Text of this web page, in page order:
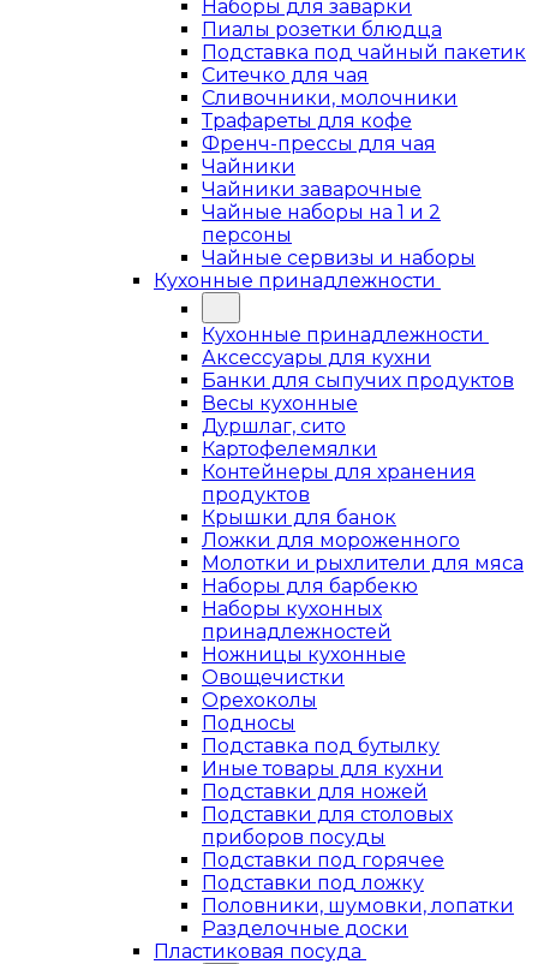
Наборы для заварки
Пиалы розетки блюдца
Подставка под чайный пакетик
Ситечко для чая
Сливочники, молочники
Трафареты для кофе
Френч-прессы для чая
Чайники
Чайники заварочные
Чайные наборы на 1 и 2
персоны
Чайные сервизы и наборы
Кухонные принадлежности
Кухонные принадлежности
Аксессуары для кухни
Банки для сыпучих продуктов
Весы кухонные
Дуршлаг, сито
Картофелемялки
Контейнеры для хранения
продуктов
Крышки для банок
Ложки для мороженного
Молотки и рыхлители для мяса
Наборы для барбекю
Наборы кухонных
принадлежностей
Ножницы кухонные
Овощечистки
Орехоколы
Подносы
Подставка под бутылку
Иные товары для кухни
Подставки для ножей
Подставки для столовых
приборов посуды
Подставки под горячее
Подставки под ложку
Половники, шумовки, лопатки
Разделочные доски
Пластиковая посуда